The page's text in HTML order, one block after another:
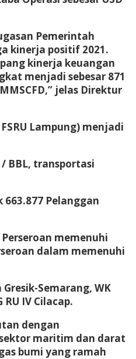
Pemerintah
kinerja positif 2021.
kinerja keuangan
menjadi sebesar 871
jelas Direktur
Lampung) menjadi
BBL, transportasi
Pelanggan
memenuhi
dalam memenuhi
Semarang, WK
IV Cilacap.
dengan
maritim dan darat
bumi yang ramah